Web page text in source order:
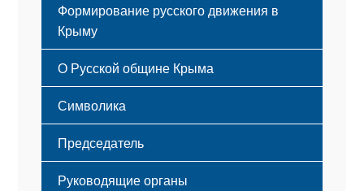
Формирование русского движения в
Крыму
Русский Крым
О Русской общине Крыма
Этапы становления
Принципы деятельности
Структура
Мероприятия
Символика
Флаг
Герб
Гимн
Председатель
Руководящие органы